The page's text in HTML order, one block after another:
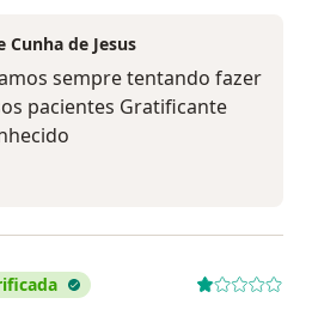
Cunha de Jesus
sempre tentando fazer
pacientes Gratificante